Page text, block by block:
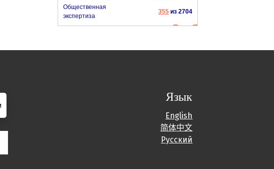
Общественная
экспертиза
355из 2704
Язык
English
简体中文
Русский